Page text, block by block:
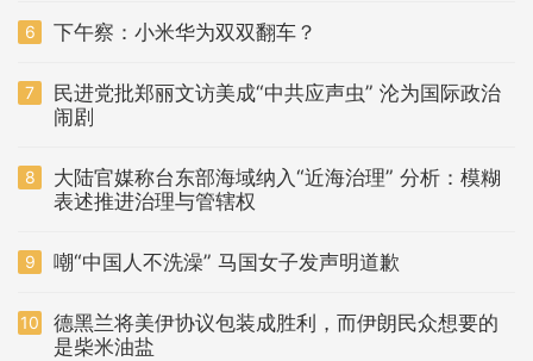
6 下午察：小米华为双双翻车？
7
民进党批郑丽文访美成“中共应声虫” 沦为国际政治
闹剧
8
大陆官媒称台东部海域纳入“近海治理” 分析：模糊
表述推进治理与管辖权
9 嘲“中国人不洗澡” 马国女子发声明道歉
10
德黑兰将美伊协议包装成胜利，而伊朗民众想要的
是柴米油盐